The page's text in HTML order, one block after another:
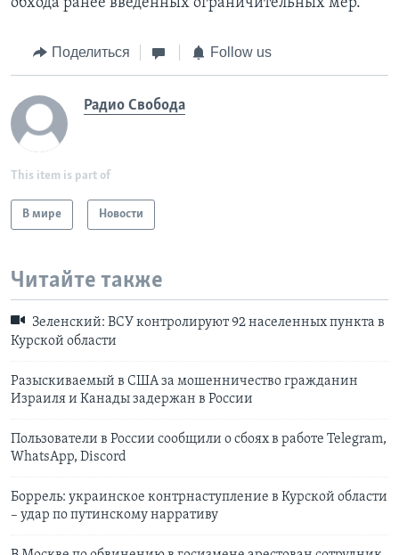
обхода ранее введённых ограничительных мер.
Поделиться Follow us
Радио Свобода
This item is part of
В мире Новости
Читайте также
Зеленский: ВСУ контролируют 92 населенных пункта в
Курской области
Разыскиваемый в США за мошенничество гражданин
Израиля и Канады задержан в России
Пользователи в России сообщили о сбоях в работе Telegram,
WhatsApp, Discord
Боррель: украинское контрнаступление в Курской области
– удар по путинскому нарративу